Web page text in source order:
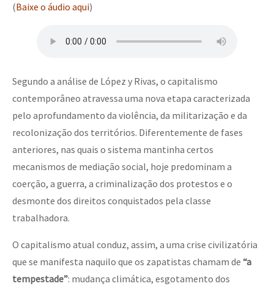
(Baixe o áudio aqui)
Segundo a análise de López y Rivas, o capitalismo
contemporâneo atravessa uma nova etapa caracterizada
pelo aprofundamento da violência, da militarização e da
recolonização dos territórios. Diferentemente de fases
anteriores, nas quais o sistema mantinha certos
mecanismos de mediação social, hoje predominam a
coerção, a guerra, a criminalização dos protestos e o
desmonte dos direitos conquistados pela classe
trabalhadora.
O capitalismo atual conduz, assim, a uma crise civilizatória
que se manifesta naquilo que os zapatistas chamam de “a
tempestade”: mudança climática, esgotamento dos